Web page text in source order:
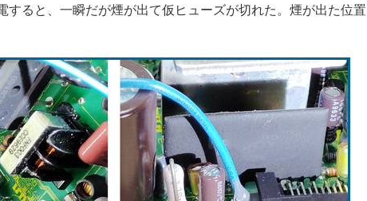
ると、一瞬だが煙が出て仮ヒューズが切れた。煙が出た位置